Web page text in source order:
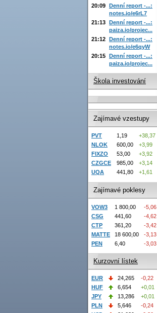
20:09 Denní report -...:
notes.io/e6rL7
21:13 Denní report -...:
paiza.io/projec...
21:12 Denní report -...:
notes.io/e6qyW
20:15 Denní report -...:
paiza.io/projec...
Škola investování
Zajímavé vzestupy
PVT 1,19
+38,37
NLOK
600,00
+3,99
FIXZO
53,00
+3,92
CZGCE
985,00
+3,14
UQA
441,80 +1,61
Zajímavé poklesy
VOW3 1 800,00
-5,06
CSG
441,60
-4,62
CTP
361,20
-3,42
MATTE
18 600,00
-3,13
PEN
6,40 -3,03
Kurzovní lístek
EUR 24,265
-0,22
HUF
6,654
+0,01
JPY
13,286
+0,01
PLN
5,646
-0,24